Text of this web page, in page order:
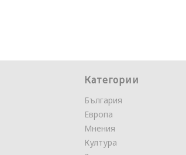
Категории
България
Европа
Мнения
Култура